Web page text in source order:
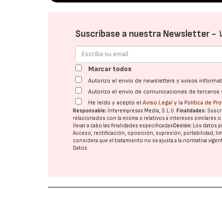
Suscríbase a nuestra Newsletter -
Marcar todos
Autorizo el envío de newsletters y avisos
Autorizo el envío de comunicaciones de terceros
He leído y acepto elAviso Legal y la Política de
Responsable: Interempresas Media, S.L.U.Finalidades:
relacionados con la misma o relativos a intereses similares
llevar a cabo las finalidades especificadasCesión: Los datos
Acceso, rectificación, oposición, supresión, portabilidad,
considera que el tratamiento no se ajusta a la normativa
Datos